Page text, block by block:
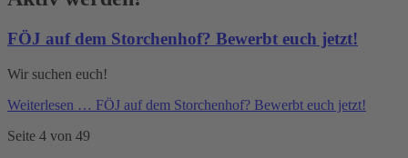
FÖJ auf dem Storchenhof? Bewerbt euch jetzt!
Wir suchen euch!
Weiterlesen … FÖJ auf dem Storchenhof? Bewerbt euch jetzt!
Seite 4 von 49